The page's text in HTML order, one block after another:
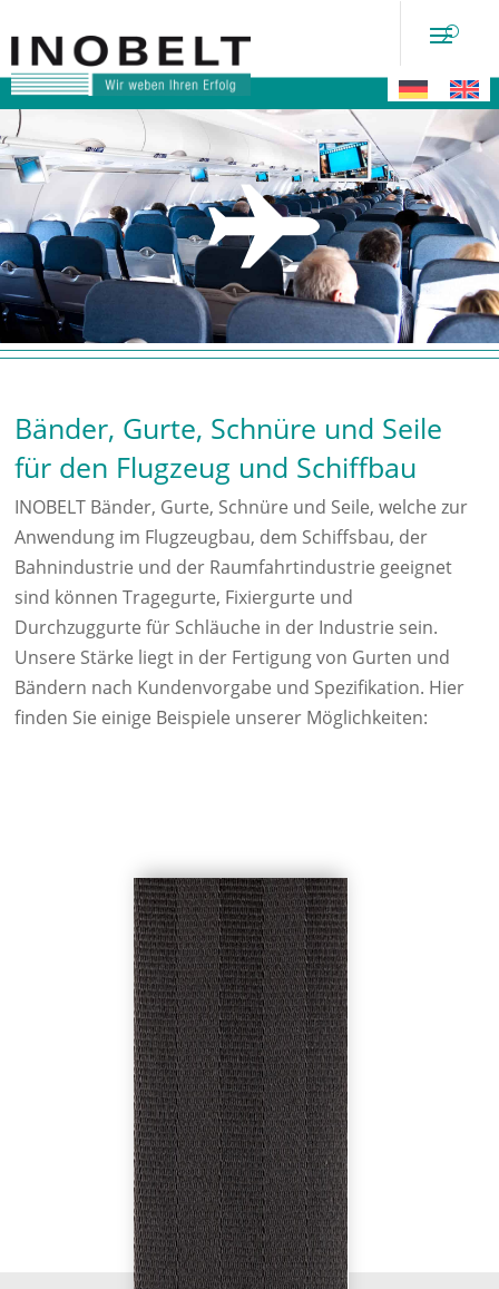
Mobiltech
Bänder, Gurte, Schnüre und Seile
für den Flugzeug und Schiffbau
INOBELT Bänder, Gurte, Schnüre und Seile, welche zur
Anwendung im Flugzeugbau, dem Schiffsbau, der
Bahnindustrie und der Raumfahrtindustrie geeignet
sind können Tragegurte, Fixiergurte und
Durchzuggurte für Schläuche in der Industrie sein.
Unsere Stärke liegt in der Fertigung von Gurten und
Bändern nach Kundenvorgabe und Spezifikation. Hier
finden Sie einige Beispiele unserer Möglichkeiten: